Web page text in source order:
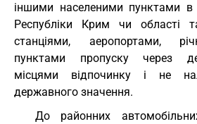
іншими населеними пунктами
Республіки Крим чи області
станціями, аеропортами,
пунктами пропуску через
місцями відпочинку і не
державного значення.
До районних